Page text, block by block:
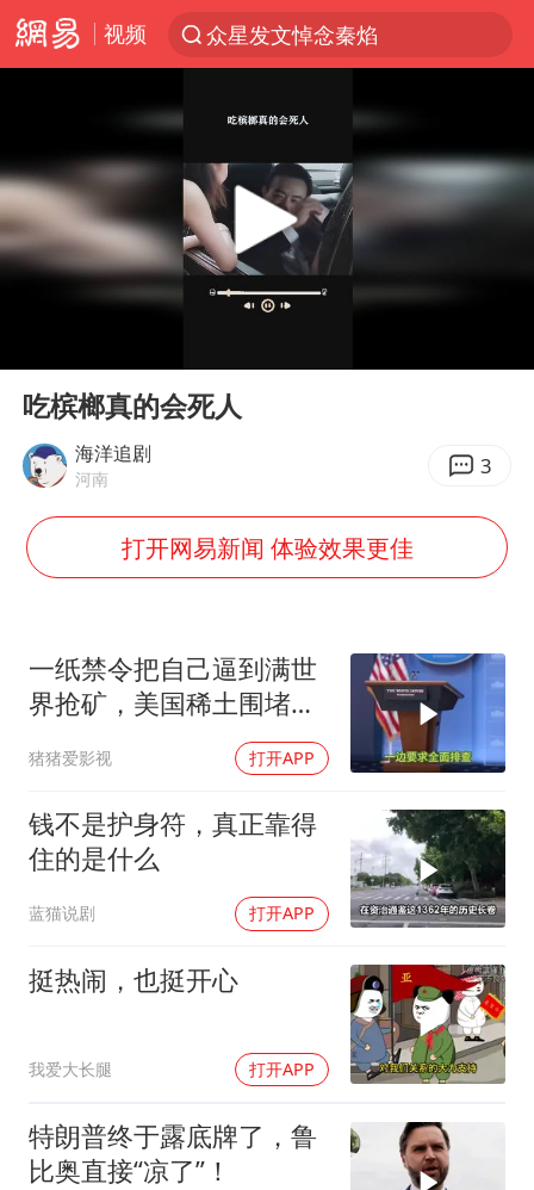
视频
众星发文悼念秦焰
大连一起飞航班因乘客可乐爆瓶折返
费大厨不自称“大王”了
“还不如不放假”
部分银行上调存款利率
白海豚突然大拐弯 走出罕见路线
朱一龙的鼻子怎么了
成都多趟列车临时停运
路虎卫士限时降17万 BBA已集体降价
Play
吃槟榔真的会死人
海洋追剧
河南 3
打开网易新闻 体验效果更佳
一纸禁令把自己逼到满世
界抢矿，美国稀土围堵成
猪猪爱影视 打开APP
钱不是护身符，真正靠得
住的是什么
蓝猫说剧 打开APP
挺热闹，也挺开心
我爱大长腿 打开APP
特朗普终于露底牌了，鲁
比奥直接“凉了”！